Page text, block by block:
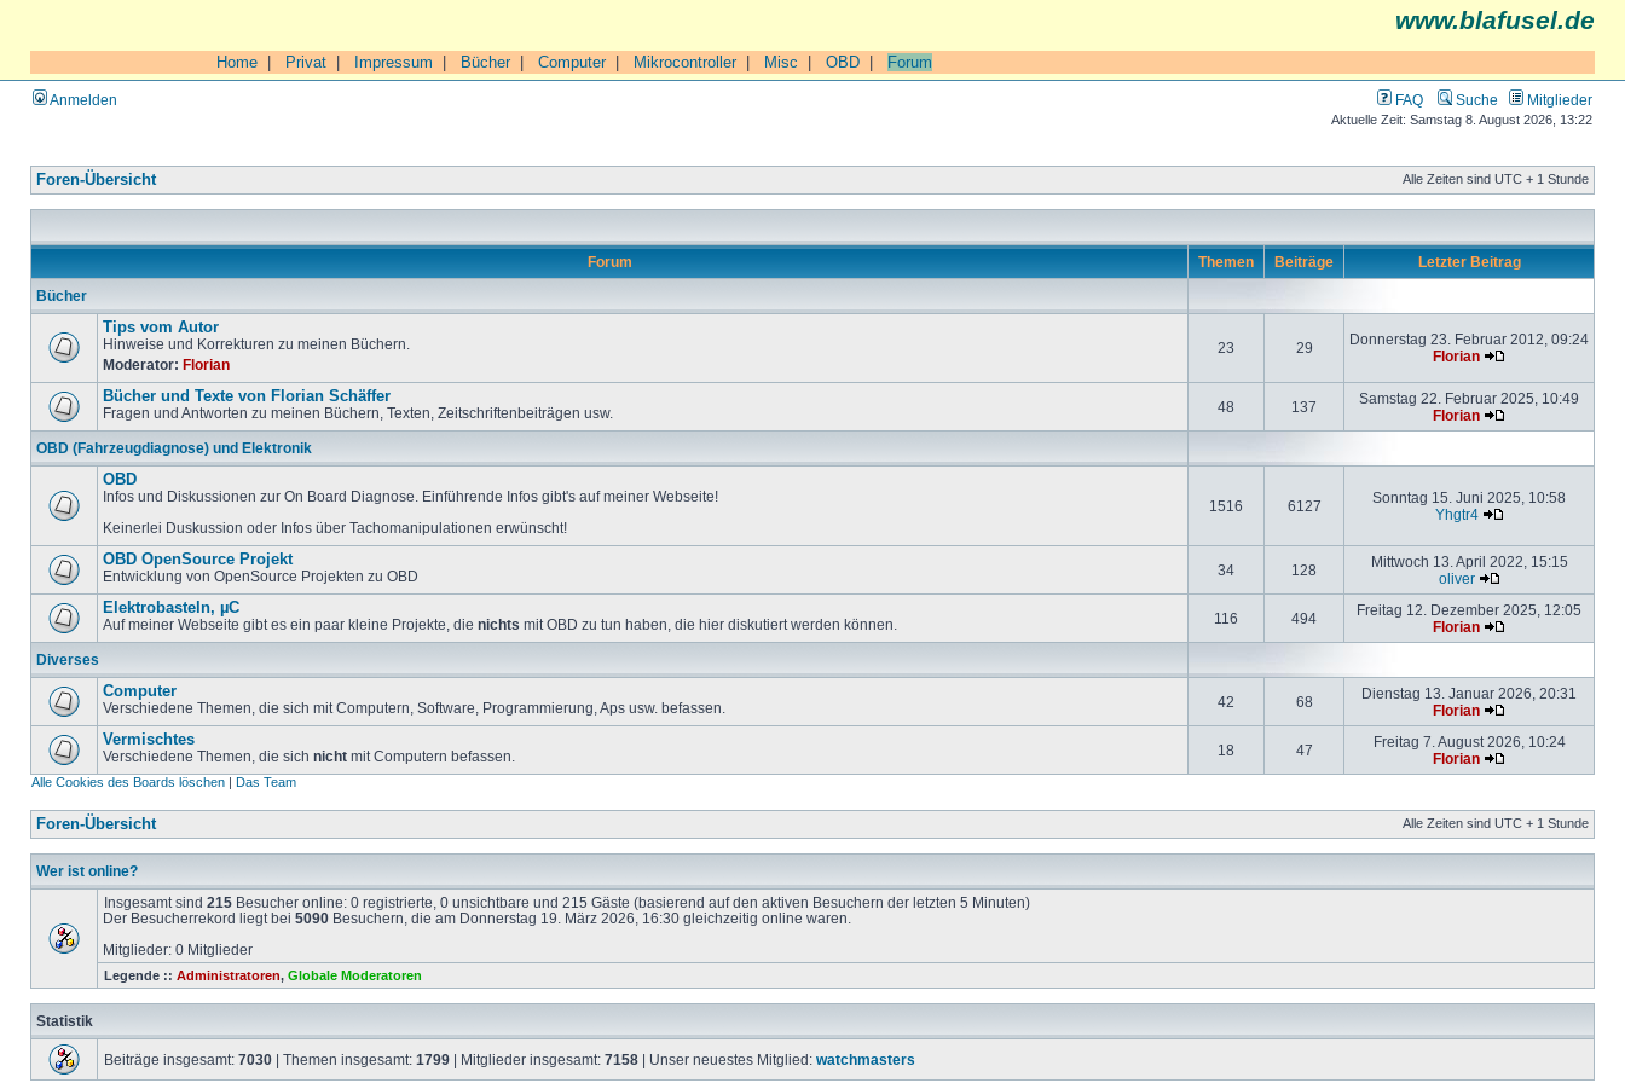
www.blafusel.de
Home Privat Impressum Bücher| Computer| Mikrocontroller| Misc OBD Forum
Anmelden FAQ Suche Mitglieder
Aktuelle Zeit: Samstag 8. August 2026, 13:22
Foren-Übersicht Alle Zeiten sind UTC + 1 Stunde
Forum Themen Beiträge Letzter Beitrag
Bücher
Tips vom Autor
Hinweise und Korrekturen zu meinen Büchern.
Moderator: Florian
23 29
Donnerstag 23. Februar 2012, 09:24
Florian
Bücher und Texte von Florian Schäffer
Fragen und Antworten zu meinen Büchern, Texten, Zeitschriftenbeiträgen usw. 48 137
Samstag 22. Februar 2025, 10:49
Florian
OBD (Fahrzeugdiagnose) und Elektronik
OBD
Infos und Diskussionen zur On Board Diagnose. Einführende Infos gibt's auf meiner Webseite!
Keinerlei Duskussion oder Infos über Tachomanipulationen erwünscht!
1516 6127
Sonntag 15. Juni 2025, 10:58
Yhgtr4
OBD OpenSource Projekt
Entwicklung von OpenSource Projekten zu OBD 34 128
Mittwoch 13. April 2022, 15:15
oliver
Elektrobasteln, µC
Auf meiner Webseite gibt es ein paar kleine Projekte, die nichts mit OBD zu tun haben, die hier diskutiert werden können. 116 494
Freitag 12. Dezember 2025, 12:05
Florian
Diverses
Computer
Verschiedene Themen, die sich mit Computern, Software, Programmierung, Aps usw. befassen. 42 68
Dienstag 13. Januar 2026, 20:31
Florian
Vermischtes
Verschiedene Themen, die sich nicht mit Computern befassen. 18 47
Freitag 7. August 2026, 10:24
Florian
Alle Cookies des Boards löschen | Das Team
Foren-Übersicht Alle Zeiten sind UTC + 1 Stunde
Wer ist online?
Insgesamt sind 215 Besucher online: 0 registrierte, 0 unsichtbare und 215 Gäste (basierend auf den aktiven Besuchern der letzten 5 Minuten)
Der Besucherrekord liegt bei 5090 Besuchern, die am Donnerstag 19. März 2026, 16:30 gleichzeitig online waren.
Mitglieder: 0 Mitglieder
Legende :: Administratoren, Globale Moderatoren
Statistik
Beiträge insgesamt: 7030 | Themen insgesamt: 1799 | Mitglieder insgesamt: 7158 | Unser neuestes Mitglied: watchmasters